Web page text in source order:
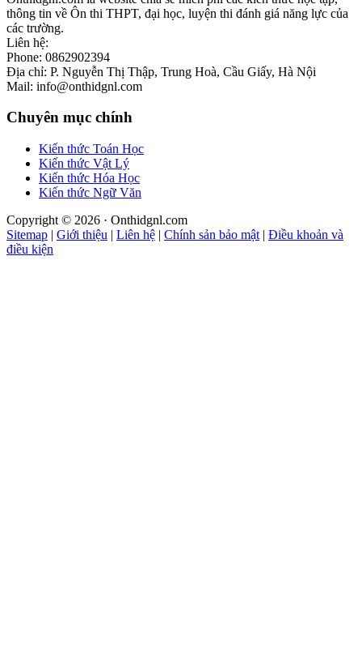
thông tin về Ôn thi THPT, đại học, luyện thi đánh giá năng lực của
các trường.
Liên hệ:
Phone: 0862902394
Địa chỉ: P. Nguyễn Thị Thập, Trung Hoà, Cầu Giấy, Hà Nội
Mail: info@onthidgnl.com
Chuyên mục chính
Kiến thức Toán Học
Kiến thức Vật Lý
Kiến thức Hóa Học
Kiến thức Ngữ Văn
Copyright © 2026 · Onthidgnl.com
Sitemap | Giới thiệu | Liên hệ | Chính sản bảo mật | Điều khoản và
điều kiện